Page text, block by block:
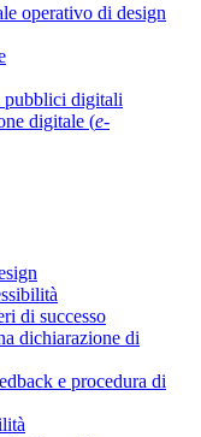
operativo di design
pubblici digitali
digitale (e-
di successo
dichiarazione di
e procedura di